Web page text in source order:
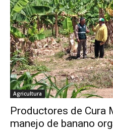
Agricultura
Productores de Cura
manejo de banano